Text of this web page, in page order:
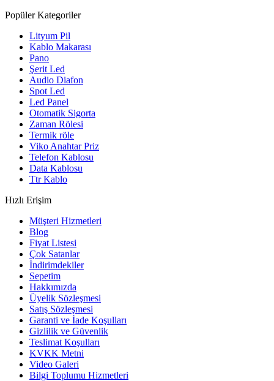
Popüler Kategoriler
Lityum Pil
Kablo Makarası
Pano
Şerit Led
Audio Diafon
Spot Led
Led Panel
Otomatik Sigorta
Zaman Rölesi
Termik röle
Viko Anahtar Priz
Telefon Kablosu
Data Kablosu
Ttr Kablo
Hızlı Erişim
Müşteri Hizmetleri
Blog
Fiyat Listesi
Çok Satanlar
İndirimdekiler
Sepetim
Hakkımızda
Üyelik Sözleşmesi
Satış Sözleşmesi
Garanti ve İade Koşulları
Gizlilik ve Güvenlik
Teslimat Koşulları
KVKK Metni
Video Galeri
Bilgi Toplumu Hizmetleri